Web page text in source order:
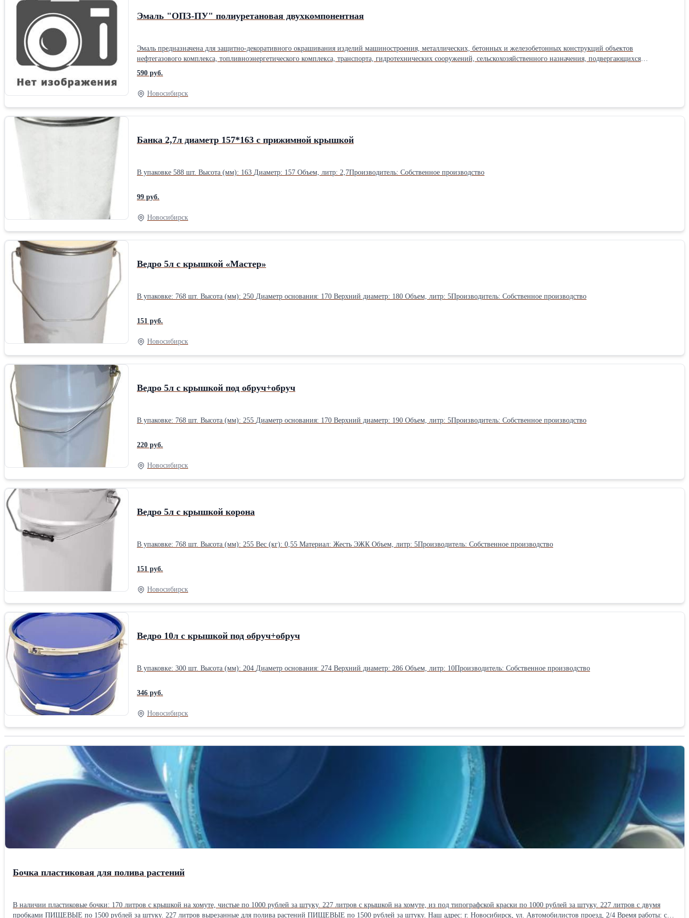
Эмаль "ОПЗ-ПУ" полиуретановая двухкомпонентная
Эмаль предназначена для защитно-декоративного окрашивания изделий машиностроения, металлических, бетонных и железобетонных конструкций объектов
нефтегазового комплекса, топливноэнергетического комплекса, транспорта, гидротехнических сооружений, сельскохозяйственного назначения, подвергающихся
воздействию широкого спектра агрессивных сред в условиях умеренного и холодного климата. Цвет готового покрытия: Белый Внешний вид покрытия: ровная,
однородная пленка Жизнеспособность смеси при 20±2 °С: не более 5 часов Адгезия пленки, баллы, не более: 1 Срок хранения: 12 месяцев Тара: Металлическое ведро 20+1
или 22+1Производитель: Собственное производство Тип: Полиуретановые Вид: Антикоррозийные Обрабатываемый материал: Металл Тип использования: Для наружных
работ Количество компонентов: Двухкомпонентные
590 руб.
Новосибирск
Банка 2,7л диаметр 157*163 с прижимной крышкой
В упаковке 588 шт. Высота (мм): 163 Диаметр: 157 Объем, литр: 2,7Производитель: Собственное производство
99 руб.
Новосибирск
Ведро 5л с крышкой «Мастер»
В упаковке: 768 шт. Высота (мм): 250 Диаметр основания: 170 Верхний диаметр: 180 Объем, литр: 5Производитель: Собственное производство
151 руб.
Новосибирск
Ведро 5л с крышкой под обруч+обруч
В упаковке: 768 шт. Высота (мм): 255 Диаметр основания: 170 Верхний диаметр: 190 Объем, литр: 5Производитель: Собственное производство
220 руб.
Новосибирск
Ведро 5л с крышкой корона
В упаковке: 768 шт. Высота (мм): 255 Вес (кг): 0,55 Материал: Жесть ЭЖК Объем, литр: 5Производитель: Собственное производство
151 руб.
Новосибирск
Ведро 10л с крышкой под обруч+обруч
В упаковке: 300 шт. Высота (мм): 204 Диаметр основания: 274 Верхний диаметр: 286 Объем, литр: 10Производитель: Собственное производство
346 руб.
Новосибирск
Бочка пластиковая для полива растений
В наличии пластиковые бочки: 170 литров с крышкой на хомуте, чистые по 1000 рублей за штуку. 227 литров с крышкой на хомуте, из под типографской краски по 1000 рублей за штуку. 227 литров с двумя
пробками ПИЩЕВЫЕ по 1500 рублей за штуку. 227 литров вырезанные для полива растений ПИЩЕВЫЕ по 1500 рублей за штуку. Наш адрес: г. Новосибирск, ул. Автомобилистов проезд, 2/4 Время работы: с